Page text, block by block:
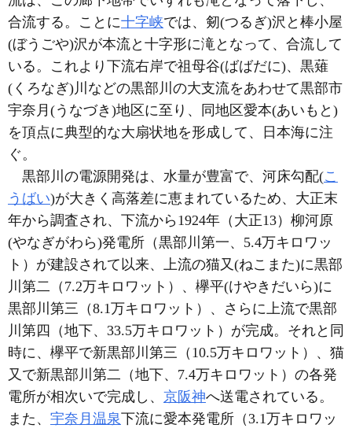
合流する。ことに十字峡では、剱(つるぎ)沢と棒小屋
(ぼうごや)沢が本流と十字形に滝となって、合流して
いる。これより下流右岸で祖母谷(ばばだに)、黒薙
(くろなぎ)川などの黒部川の大支流をあわせて黒部市
宇奈月(うなづき)地区に至り、同地区愛本(あいもと)
を頂点に典型的な大扇状地を形成して、日本海に注
ぐ。
黒部川の電源開発は、水量が豊富で、河床勾配(こ
うばい)が大きく高落差に恵まれているため、大正末
年から調査され、下流から1924年（大正13）柳河原
(やなぎがわら)発電所（黒部川第一、5.4万キロワッ
ト）が建設されて以来、上流の猫又(ねこまた)に黒部
川第二（7.2万キロワット）、欅平(けやきだいら)に
黒部川第三（8.1万キロワット）、さらに上流で黒部
川第四（地下、33.5万キロワット）が完成。それと同
時に、欅平で新黒部川第三（10.5万キロワット）、猫
又で新黒部川第二（地下、7.4万キロワット）の各発
電所が相次いで完成し、 京阪神へ送電されている。
また、 宇奈月温泉下流に愛本発電所（3.1万キロワッ